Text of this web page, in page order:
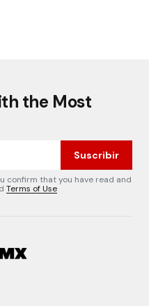
the Most
Suscribir
confirm that you have read and
Terms of Use